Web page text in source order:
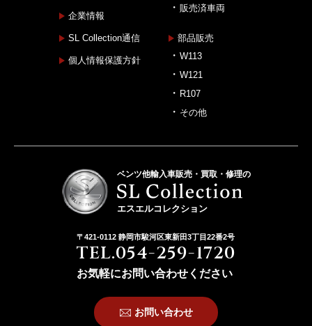
販売済車両
部品販売
W113
W121
R107
その他
企業情報
SL Collection通信
個人情報保護方針
ベンツ他輸入車販売・買取・修理の
エスエルコレクション
〒421-0112 静岡市駿河区東新田3丁目22番2号
TEL.054-259-1720
お気軽にお問い合わせください
お問い合わせ